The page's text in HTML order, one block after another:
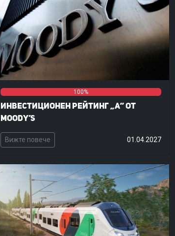
0%
0% 100%
Инвестиционен рейтинг „A“ от
Moody’s
Вижте повече 01.04.2027